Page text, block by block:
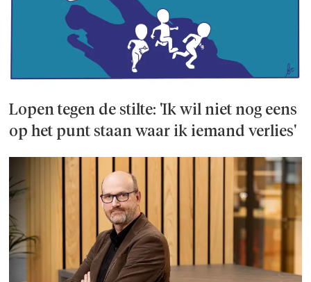
Lopen tegen de stilte: 'Ik wil niet nog eens
op het punt staan waar ik iemand verlies'